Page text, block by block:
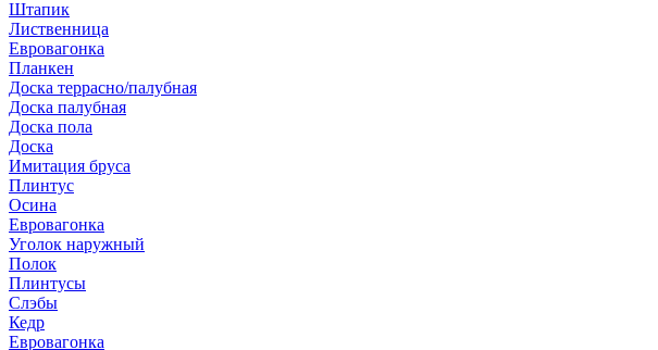
Штапик
Лиственница
Евровагонка
Планкен
Доска террасно/палубная
Доска палубная
Доска пола
Доска
Имитация бруса
Плинтус
Осина
Евровагонка
Уголок наружный
Полок
Плинтусы
Слэбы
Кедр
Евровагонка